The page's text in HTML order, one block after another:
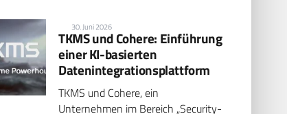
30. Juni 2026
TKMS und Cohere: Einführung
einer KI-basierten
Datenintegrationsplattform
TKMS und Cohere, ein
Unternehmen im Bereich „Security-